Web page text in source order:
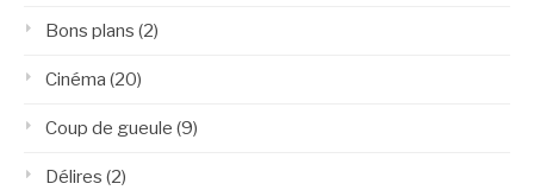
Bons plans (2)
Cinéma (20)
Coup de gueule (9)
Délires (2)